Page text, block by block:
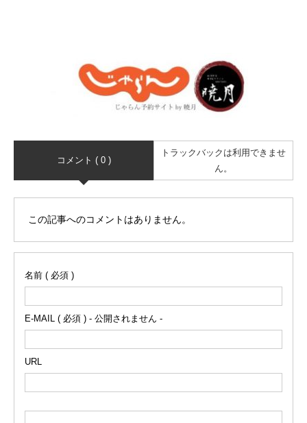
コメント ( 0 )
トラックバックは利用できませ
ん。
この記事へのコメントはありません。
名前 ( 必須 )
E-MAIL ( 必須 ) - 公開されません -
URL